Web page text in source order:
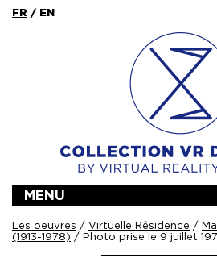
FR / EN
MENU
Les oeuvres / Virtuelle Résidence /
(1913-1978) / Photo prise le 9 juillet